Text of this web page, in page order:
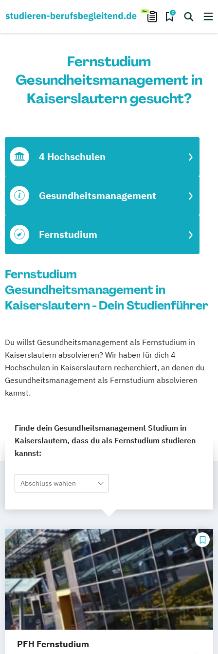
0
Fernstudium
Gesundheitsmanagement in
Kaiserslautern gesucht?
Fernstudium
Gesundheitsmanagement
4 Hochschulen
Fernstudium
Gesundheitsmanagement in
Kaiserslautern - Dein Studienführer
Du willst Gesundheitsmanagement als Fernstudium in
Kaiserslautern absolvieren? Wir haben für dich 4
Hochschulen in Kaiserslautern recherchiert, an denen du
Gesundheitsmanagement als Fernstudium absolvieren
kannst.
Finde dein Gesundheitsmanagement Studium in
Kaiserslautern, dass du als Fernstudium studieren
kannst:
Abschluss wählen
PFH Fernstudium